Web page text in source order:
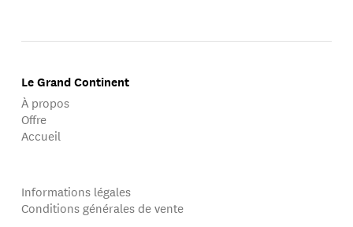
Le Grand Continent
À propos
Offre
Accueil
Informations légales
Conditions générales de vente